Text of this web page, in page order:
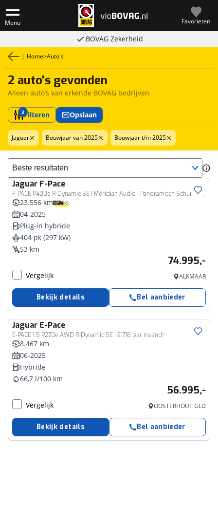
Menu Favorieten
BOVAG Zekerheid
| Home>Auto's
2 auto's gevonden
Alleen auto’s van erkende BOVAG bedrijven
3Filteren Opslaan
Jaguar Bouwjaar van 2025 Bouwjaar t/m 2025
Sorteer resultaten
Jaguar F-Pace
F-PACE P400e R-Dynamic SE | Meridian Audio | Panoramisch Schuifdak | 21" Gloss Black |5 jaar garantie
23.556 km
04-2025
Plug-in hybride
404 pk (297 kW)
53 km
74.995,-
Vergelijk ALKMAAR
Bekijk details Bel aanbieder
Jaguar E-Pace
E-PACE 1.5 P270e AWD R-Dynamic SE | € 718 per maand*
8.467 km
06-2025
Hybride
66,7 l/100 km
56.995,-
Vergelijk OOSTERHOUT GLD
Bekijk details Bel aanbieder